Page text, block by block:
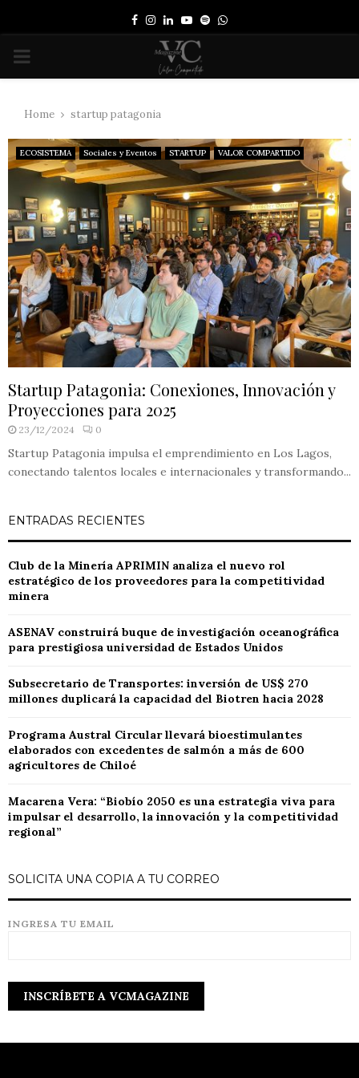
Facebook
Instagram
LinkedinYoutube
SpotifyWhatsapp
PRIMARY
Home startup patagonia
ECOSISTEMA Sociales y Eventos STARTUP VALOR COMPARTIDO
Startup Patagonia: Conexiones, Innovación y
Proyecciones para 2025
23/12/2024 0
Startup Patagonia impulsa el emprendimiento en Los Lagos,
conectando talentos locales e internacionales y transformando...
ENTRADAS RECIENTES
Club de la Minería APRIMIN analiza el nuevo rol
estratégico de los proveedores para la competitividad
minera
ASENAV construirá buque de investigación oceanográfica
para prestigiosa universidad de Estados Unidos
Subsecretario de Transportes: inversión de US$ 270
millones duplicará la capacidad del Biotren hacia 2028
Programa Austral Circular llevará bioestimulantes
elaborados con excedentes de salmón a más de 600
agricultores de Chiloé
Macarena Vera: “Biobío 2050 es una estrategia viva para
impulsar el desarrollo, la innovación y la competitividad
regional”
SOLICITA UNA COPIA A TU CORREO
INGRESA TU EMAIL